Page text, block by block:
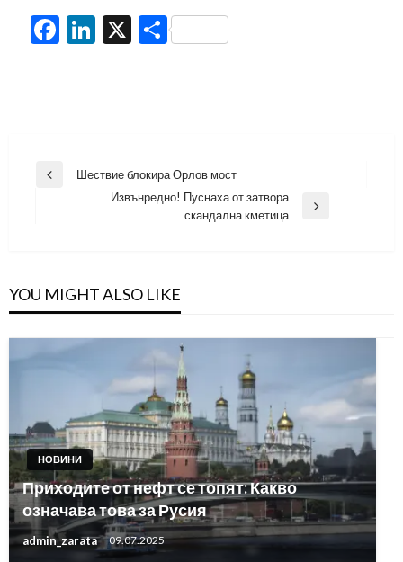
Facebook
LinkedIn
X Share
Навигация
Previous
Шествие блокира Орлов мост
Извънредно! Пуснаха от затвора
скандална кметица
YOU MIGHT ALSO LIKE
НОВИНИ
Приходите от нефт се топят: Какво
означава това за Русия
admin_zarata 09.07.2025